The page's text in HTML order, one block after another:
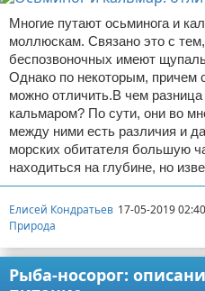
Многие путают осьминога и
моллюскам. Связано это с
беспозвоночных имеют
Однако по некоторым, причем
можно отличить.В чем
кальмаром? По сути, они во
между ними есть различия и
морских обитателя большую
находиться на глубине, но
Елисей Кондратьев 17-05-2019 02:40
Природа
Рыба-носорог: